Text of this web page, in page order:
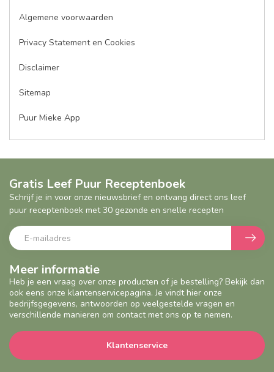
Algemene voorwaarden
Privacy Statement en Cookies
Disclaimer
Sitemap
Puur Mieke App
Meer informatie
Heb je een vraag over onze producten of je bestelling? Bekijk dan
ook eens onze klantenservicepagina. Je vindt hier onze
bedrijfsgegevens, antwoorden op veelgestelde vragen en
verschillende manieren om contact met ons op te nemen.
Klantenservice
Gratis Leef Puur Receptenboek
Schrijf je in voor onze nieuwsbrief en ontvang direct ons leef
puur receptenboek met 30 gezonde en snelle recepten